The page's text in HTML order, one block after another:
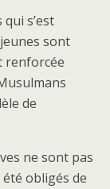
s’est
sont
renforcée
de
ne sont pas
obligés de